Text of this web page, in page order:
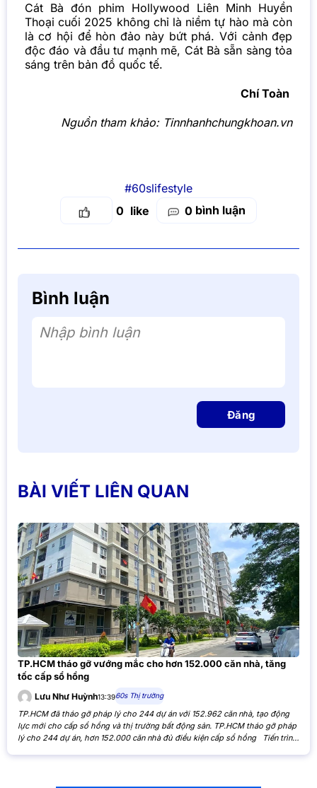
Cát Bà đón phim Hollywood Liên Minh Huyền
Thoại cuối 2025 không chỉ là niềm tự hào mà còn
là cơ hội để hòn đảo này bứt phá. Với cảnh đẹp
độc đáo và đầu tư mạnh mẽ, Cát Bà sẵn sàng tỏa
sáng trên bản đồ quốc tế.
Chí Toàn
Nguồn tham khảo: Tinnhanhchungkhoan.vn
#60slifestyle
0
0 bình luận
Bình luận
Nhập bình luận
Đăng
BÀI VIẾT LIÊN QUAN
TP.HCM tháo gỡ vướng mắc cho hơn 152.000 căn nhà, tăng
tốc cấp sổ hồng
Lưu Như Huỳnh13:3960s Thị trường
TP.HCM đã tháo gỡ pháp lý cho 244 dự án với 152.962 căn nhà, tạo động
lực mới cho cấp sổ hồng và thị trường bất động sản. TP.HCM tháo gỡ pháp
lý cho 244 dự án, hơn 152.000 căn nhà đủ điều kiện cấp sổ hồng Tiến trình